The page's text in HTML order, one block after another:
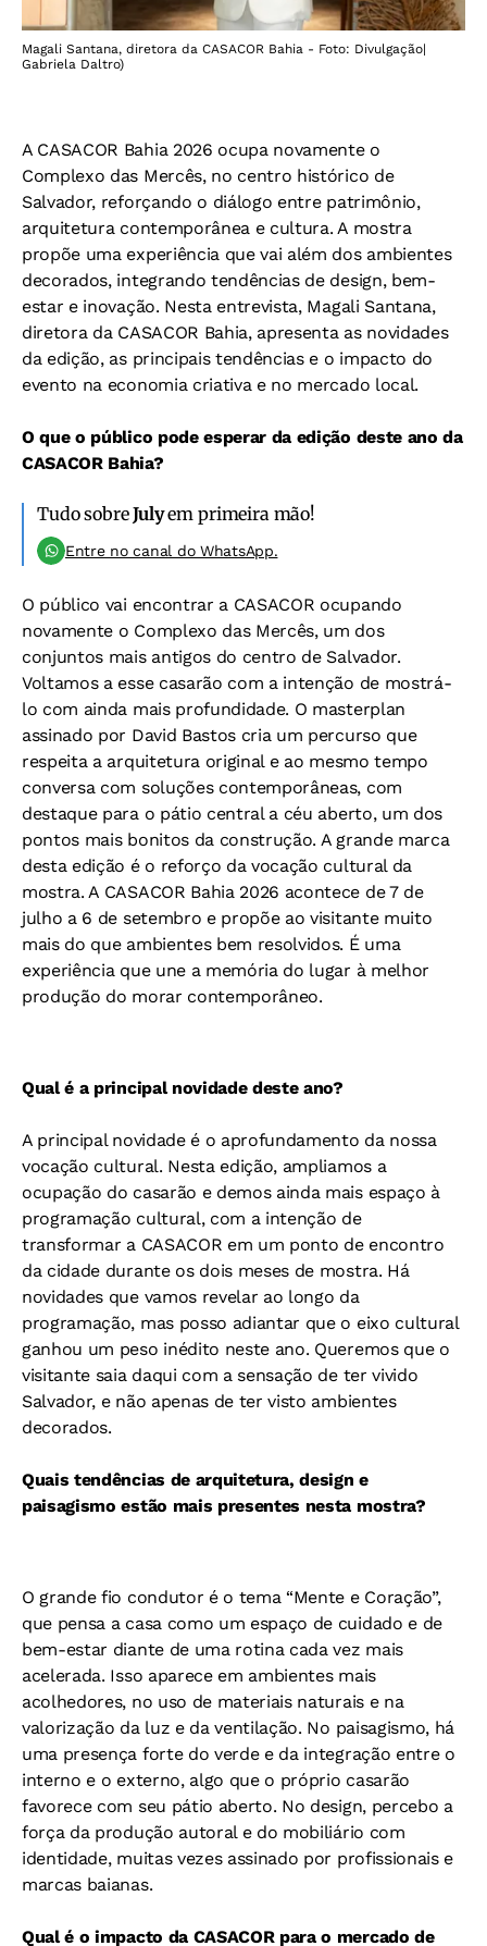
Magali Santana, diretora da CASACOR Bahia - Foto: Divulgação|
Gabriela Daltro)
A CASACOR Bahia 2026 ocupa novamente o
Complexo das Mercês, no centro histórico de
Salvador, reforçando o diálogo entre patrimônio,
arquitetura contemporânea e cultura. A mostra
propõe uma experiência que vai além dos ambientes
decorados, integrando tendências de design, bem-
estar e inovação. Nesta entrevista, Magali Santana,
diretora da CASACOR Bahia, apresenta as novidades
da edição, as principais tendências e o impacto do
evento na economia criativa e no mercado local.
O que o público pode esperar da edição deste ano da
CASACOR Bahia?
Tudo sobreJulyem primeira mão!
Entre no canal do WhatsApp.
O público vai encontrar a CASACOR ocupando
novamente o Complexo das Mercês, um dos
conjuntos mais antigos do centro de Salvador.
Voltamos a esse casarão com a intenção de mostrá-
lo com ainda mais profundidade. O masterplan
assinado por David Bastos cria um percurso que
respeita a arquitetura original e ao mesmo tempo
conversa com soluções contemporâneas, com
destaque para o pátio central a céu aberto, um dos
pontos mais bonitos da construção. A grande marca
desta edição é o reforço da vocação cultural da
mostra. A CASACOR Bahia 2026 acontece de 7 de
julho a 6 de setembro e propõe ao visitante muito
mais do que ambientes bem resolvidos. É uma
experiência que une a memória do lugar à melhor
produção do morar contemporâneo.
Qual é a principal novidade deste ano?
A principal novidade é o aprofundamento da nossa
vocação cultural. Nesta edição, ampliamos a
ocupação do casarão e demos ainda mais espaço à
programação cultural, com a intenção de
transformar a CASACOR em um ponto de encontro
da cidade durante os dois meses de mostra. Há
novidades que vamos revelar ao longo da
programação, mas posso adiantar que o eixo cultural
ganhou um peso inédito neste ano. Queremos que o
visitante saia daqui com a sensação de ter vivido
Salvador, e não apenas de ter visto ambientes
decorados.
Quais tendências de arquitetura, design e
paisagismo estão mais presentes nesta mostra?
O grande fio condutor é o tema “Mente e Coração”,
que pensa a casa como um espaço de cuidado e de
bem-estar diante de uma rotina cada vez mais
acelerada. Isso aparece em ambientes mais
acolhedores, no uso de materiais naturais e na
valorização da luz e da ventilação. No paisagismo, há
uma presença forte do verde e da integração entre o
interno e o externo, algo que o próprio casarão
favorece com seu pátio aberto. No design, percebo a
força da produção autoral e do mobiliário com
identidade, muitas vezes assinado por profissionais e
marcas baianas.
Qual é o impacto da CASACOR para o mercado de